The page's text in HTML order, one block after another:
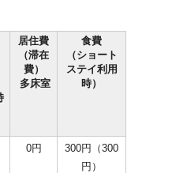
居住費
（滞在
費）
多床室
食費
（ショート
ステイ利用
時）
0円
300円（300
円）